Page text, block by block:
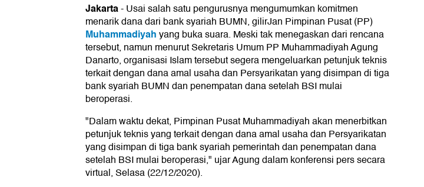
Jakarta-Usai salah satu pengurusnya mengumumkan komitmen
menarik dana dari bank syariah BUMN, gilirJan Pimpinan Pusat (PP)
Muhammadiyahyang buka suara. Meski tak menegaskan dari rencana
tersebut, namun menurut Sekretaris Umum PP Muhammadiyah Agung
Danarto, organisasi Islam tersebut segera mengeluarkan petunjuk teknis
terkait dengan dana amal usaha dan Persyarikatan yang disimpan di tiga
bank syariah BUMN dan penempatan dana setelah BSI mulai
beroperasi.
"Dalam waktu dekat, Pimpinan Pusat Muhammadiyah akan menerbitkan
petunjuk teknis yang terkait dengan dana amal usaha dan Persyarikatan
yang disimpan di tiga bank syariah pemerintah dan penempatan dana
setelah BSI mulai beroperasi," ujar Agung dalam konferensi pers secara
virtual, Selasa (22/12/2020).